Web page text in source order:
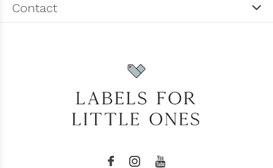
Contact